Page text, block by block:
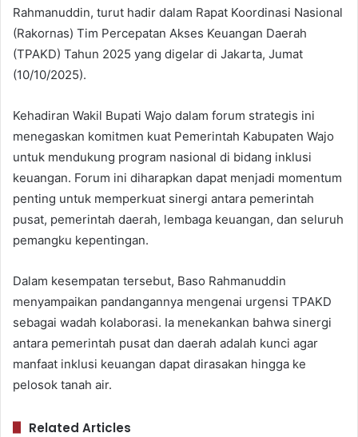
Rahmanuddin, turut hadir dalam Rapat Koordinasi Nasional
(Rakornas) Tim Percepatan Akses Keuangan Daerah
(TPAKD) Tahun 2025 yang digelar di Jakarta, Jumat
(10/10/2025).
Kehadiran Wakil Bupati Wajo dalam forum strategis ini
menegaskan komitmen kuat Pemerintah Kabupaten Wajo
untuk mendukung program nasional di bidang inklusi
keuangan. Forum ini diharapkan dapat menjadi momentum
penting untuk memperkuat sinergi antara pemerintah
pusat, pemerintah daerah, lembaga keuangan, dan seluruh
pemangku kepentingan.
Dalam kesempatan tersebut, Baso Rahmanuddin
menyampaikan pandangannya mengenai urgensi TPAKD
sebagai wadah kolaborasi. Ia menekankan bahwa sinergi
antara pemerintah pusat dan daerah adalah kunci agar
manfaat inklusi keuangan dapat dirasakan hingga ke
pelosok tanah air.
Related Articles